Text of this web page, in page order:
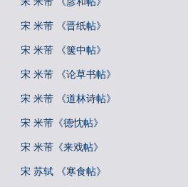
宋 米芾 《晋纸帖》
宋 米芾 《箧中帖》
宋 米芾 《论草书帖》
宋 米芾 《道林诗帖》
宋 米芾《德忱帖》
宋 米芾《来戏帖》
宋 苏轼 《寒食帖》